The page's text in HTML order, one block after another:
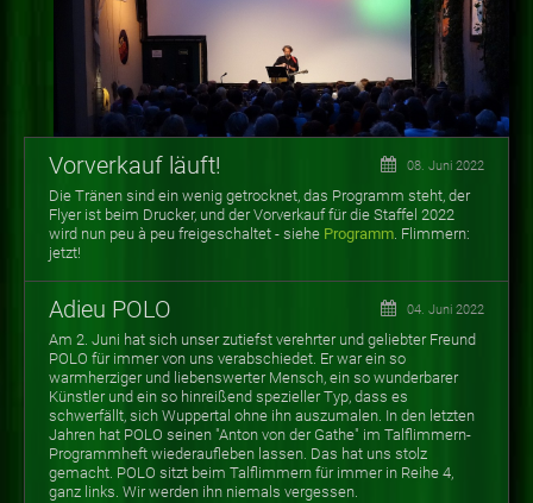
Vorverkauf läuft! 08. Juni 2022
Die Tränen sind ein wenig getrocknet, das Programm steht, der
Flyer ist beim Drucker, und der Vorverkauf für die Staffel 2022
wird nun peu à peu freigeschaltet - siehe Programm. Flimmern:
jetzt!
Adieu POLO 04. Juni 2022
Am 2. Juni hat sich unser zutiefst verehrter und geliebter Freund
POLO für immer von uns verabschiedet. Er war ein so
warmherziger und liebenswerter Mensch, ein so wunderbarer
Künstler und ein so hinreißend spezieller Typ, dass es
schwerfällt, sich Wuppertal ohne ihn auszumalen. In den letzten
Jahren hat POLO seinen "Anton von der Gathe" im Talflimmern-
Programmheft wiederaufleben lassen. Das hat uns stolz
gemacht. POLO sitzt beim Talflimmern für immer in Reihe 4,
ganz links. Wir werden ihn niemals vergessen.